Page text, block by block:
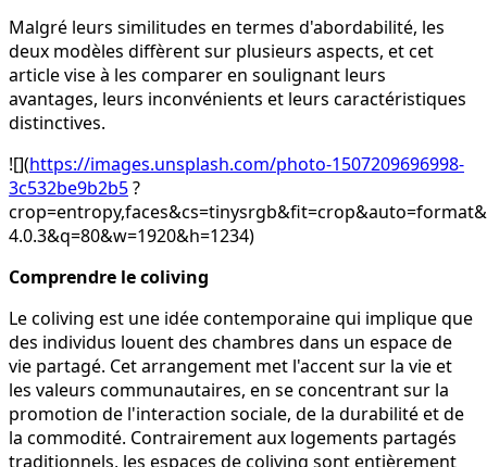
Malgré leurs similitudes en termes d'abordabilité, les
deux modèles diffèrent sur plusieurs aspects, et cet
article vise à les comparer en soulignant leurs
avantages, leurs inconvénients et leurs caractéristiques
distinctives.
![](https://images.unsplash.com/photo-1507209696998-
3c532be9b2b5?
4.0.3&q=80&w=1920&h=1234)
Comprendre le coliving
Le coliving est une idée contemporaine qui implique que
des individus louent des chambres dans un espace de
vie partagé. Cet arrangement met l'accent sur la vie et
les valeurs communautaires, en se concentrant sur la
promotion de l'interaction sociale, de la durabilité et de
la commodité. Contrairement aux logements partagés
traditionnels, les espaces de coliving sont entièrement